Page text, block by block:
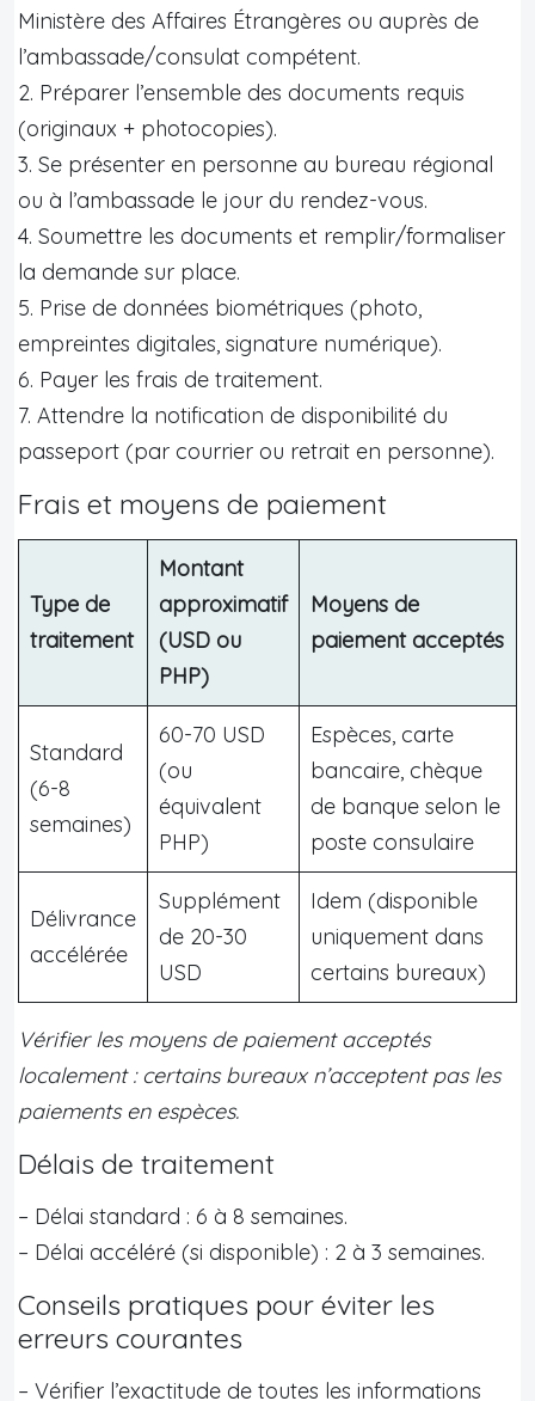
Ministère des Affaires Étrangères ou auprès de
l’ambassade/consulat compétent.
2. Préparer l’ensemble des documents requis
(originaux + photocopies).
3. Se présenter en personne au bureau régional
ou à l’ambassade le jour du rendez-vous.
4. Soumettre les documents et remplir/formaliser
la demande sur place.
5. Prise de données biométriques (photo,
empreintes digitales, signature numérique).
6. Payer les frais de traitement.
7. Attendre la notification de disponibilité du
passeport (par courrier ou retrait en personne).
Frais et moyens de paiement
Type de
traitement
Montant
approximatif
(USD ou
PHP)
Moyens de
paiement acceptés
Standard
(6-8
semaines)
60-70 USD
(ou
équivalent
PHP)
Espèces, carte
bancaire, chèque
de banque selon le
poste consulaire
Délivrance
accélérée
Supplément
de 20-30
USD
Idem (disponible
uniquement dans
certains bureaux)
Vérifier les moyens de paiement acceptés
localement : certains bureaux n’acceptent pas les
paiements en espèces.
Délais de traitement
– Délai standard : 6 à 8 semaines.
– Délai accéléré (si disponible) : 2 à 3 semaines.
Conseils pratiques pour éviter les
erreurs courantes
– Vérifier l’exactitude de toutes les informations